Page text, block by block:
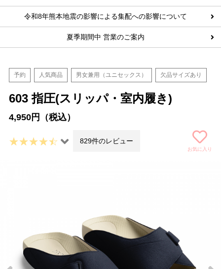
令和8年熊本地震の影響による集配への影響について
夏季期間中 営業のご案内
予約 人気商品 男女兼用（ユニセックス） 欠品サイズあり
603 指圧(スリッパ・室内履き)
4,950円（税込）
829件のレビュー
お気に入り